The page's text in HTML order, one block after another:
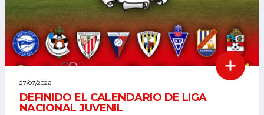
27/07/2026
DEFINIDO EL CALENDARIO DE LIGA
NACIONAL JUVENIL